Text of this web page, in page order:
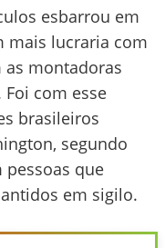
esbarrou em
mais lucraria com
montadoras
com esse
brasileiros
segundo
pessoas que
em sigilo.